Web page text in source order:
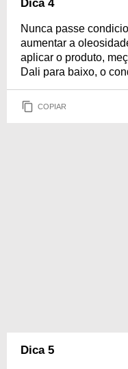
Dica 4
Nunca passe
aumentar a
aplicar o produto,
Dali para baixo, o
COPIAR
Dica 5